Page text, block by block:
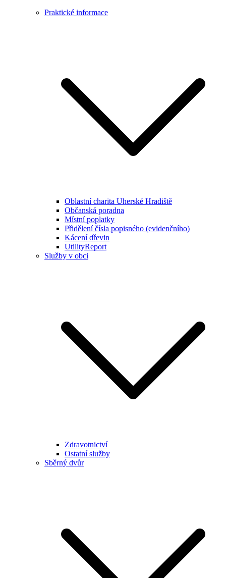
Praktické informace
Oblastní charita Uherské Hradiště
Občanská poradna
Místní poplatky
Přidělení čísla popisného (evidenčního)
Kácení dřevin
UtilityReport
Služby v obci
Zdravotnictví
Ostatní služby
Sběrný dvůr